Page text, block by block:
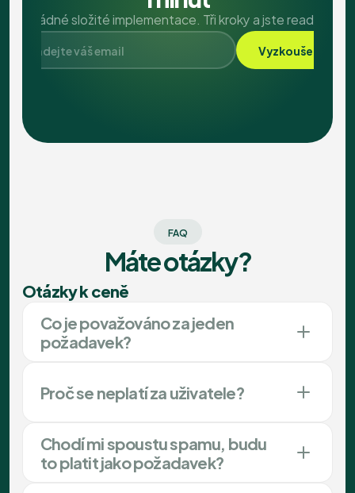
Žádné složité implementace. Tři kroky a jste ready.
Vyzkoušet
FAQ
Máte otázky?
Otázky k ceně
Co je považováno za jeden
požadavek?
Proč se neplatí za uživatele?
Chodí mi spoustu spamu, budu
to platit jako požadavek?